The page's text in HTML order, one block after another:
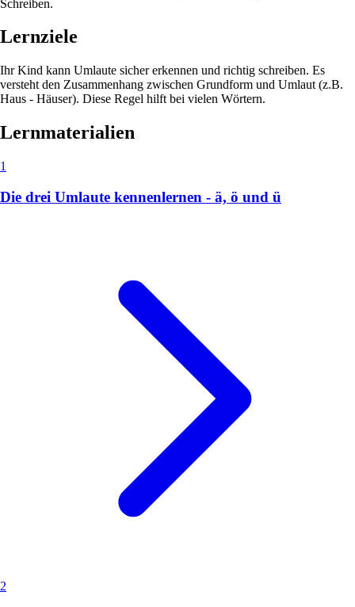
Schreiben.
Lernziele
Ihr Kind kann Umlaute sicher erkennen und richtig schreiben. Es
versteht den Zusammenhang zwischen Grundform und Umlaut (z.B.
Haus - Häuser). Diese Regel hilft bei vielen Wörtern.
Lernmaterialien
1
Die drei Umlaute kennenlernen - ä, ö und ü
2